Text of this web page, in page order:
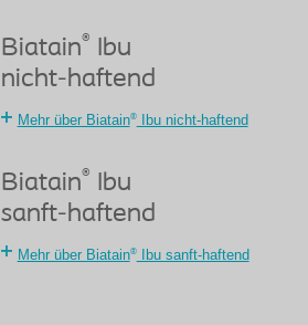
Biatain® Ibu
nicht-haftend
Mehr über Biatain®Ibu nicht-haftend
Biatain®
Ibu
sanft-haftend
Mehr über Biatain®Ibu sanft-haftend